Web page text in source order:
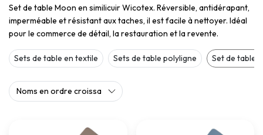
Set de table Moon en similicuir Wicotex. Réversible, antidérapant,
imperméable et résistant aux taches, il est facile à nettoyer. Idéal
pour le commerce de détail, la restauration et la revente.
Sets de table en textile Sets de table polyligne Set de table